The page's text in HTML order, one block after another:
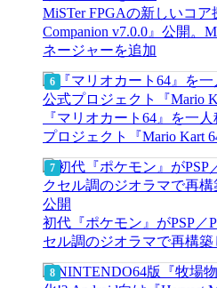
MiSTer FPGAの新しいコ
Companion v7.0.0』公開。
ネージャーを追加
『マリオカート64』を一
プロジェクト『Mario Kart
初代『ポケモン』がPSP／
セル調のジオラマで再構築